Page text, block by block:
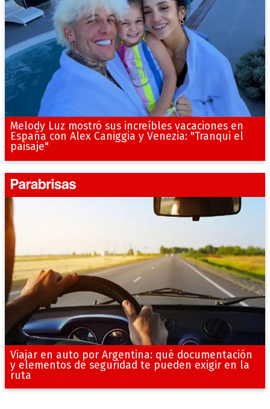
Melody Luz mostró sus increíbles vacaciones en
España con Alex Caniggia y Venezia: "Tranqui el
paisaje"
Viajar en auto por Argentina: qué documentación
y elementos de seguridad te pueden exigir en la
ruta